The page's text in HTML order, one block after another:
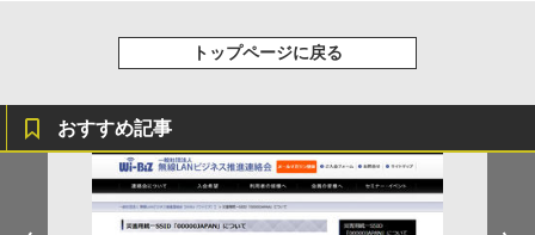
トップページに戻る
おすすめ記事